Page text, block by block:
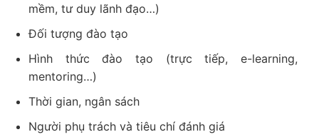
mềm, tư duy lãnh đạo…)
Đối tượng đào tạo
Hình thức đào tạo (trực tiếp, e-learning,
mentoring…)
Thời gian, ngân sách
Người phụ trách và tiêu chí đánh giá